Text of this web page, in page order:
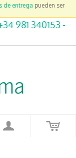
de entrega pueden ser
981 340153 -